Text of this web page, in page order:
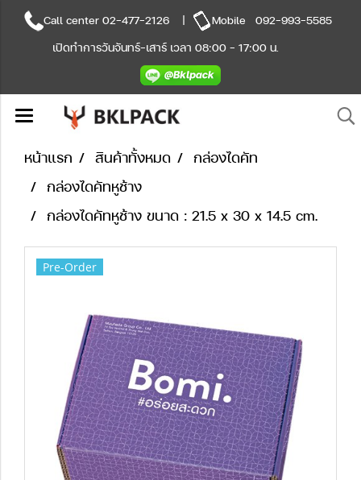
Call center 02-477-2126 | Mobile 092-993-5585
เปิดทำการวันจันทร์-เสาร์ เวลา 08:00 - 17:00 น.
หน้าแรก สินค้าทั้งหมด
กล่องไดคัท
กล่องไดคัทหูช้าง
กล่องไดคัทหูช้าง ขนาด : 21.5 x 30 x 14.5 cm.
Pre-Order